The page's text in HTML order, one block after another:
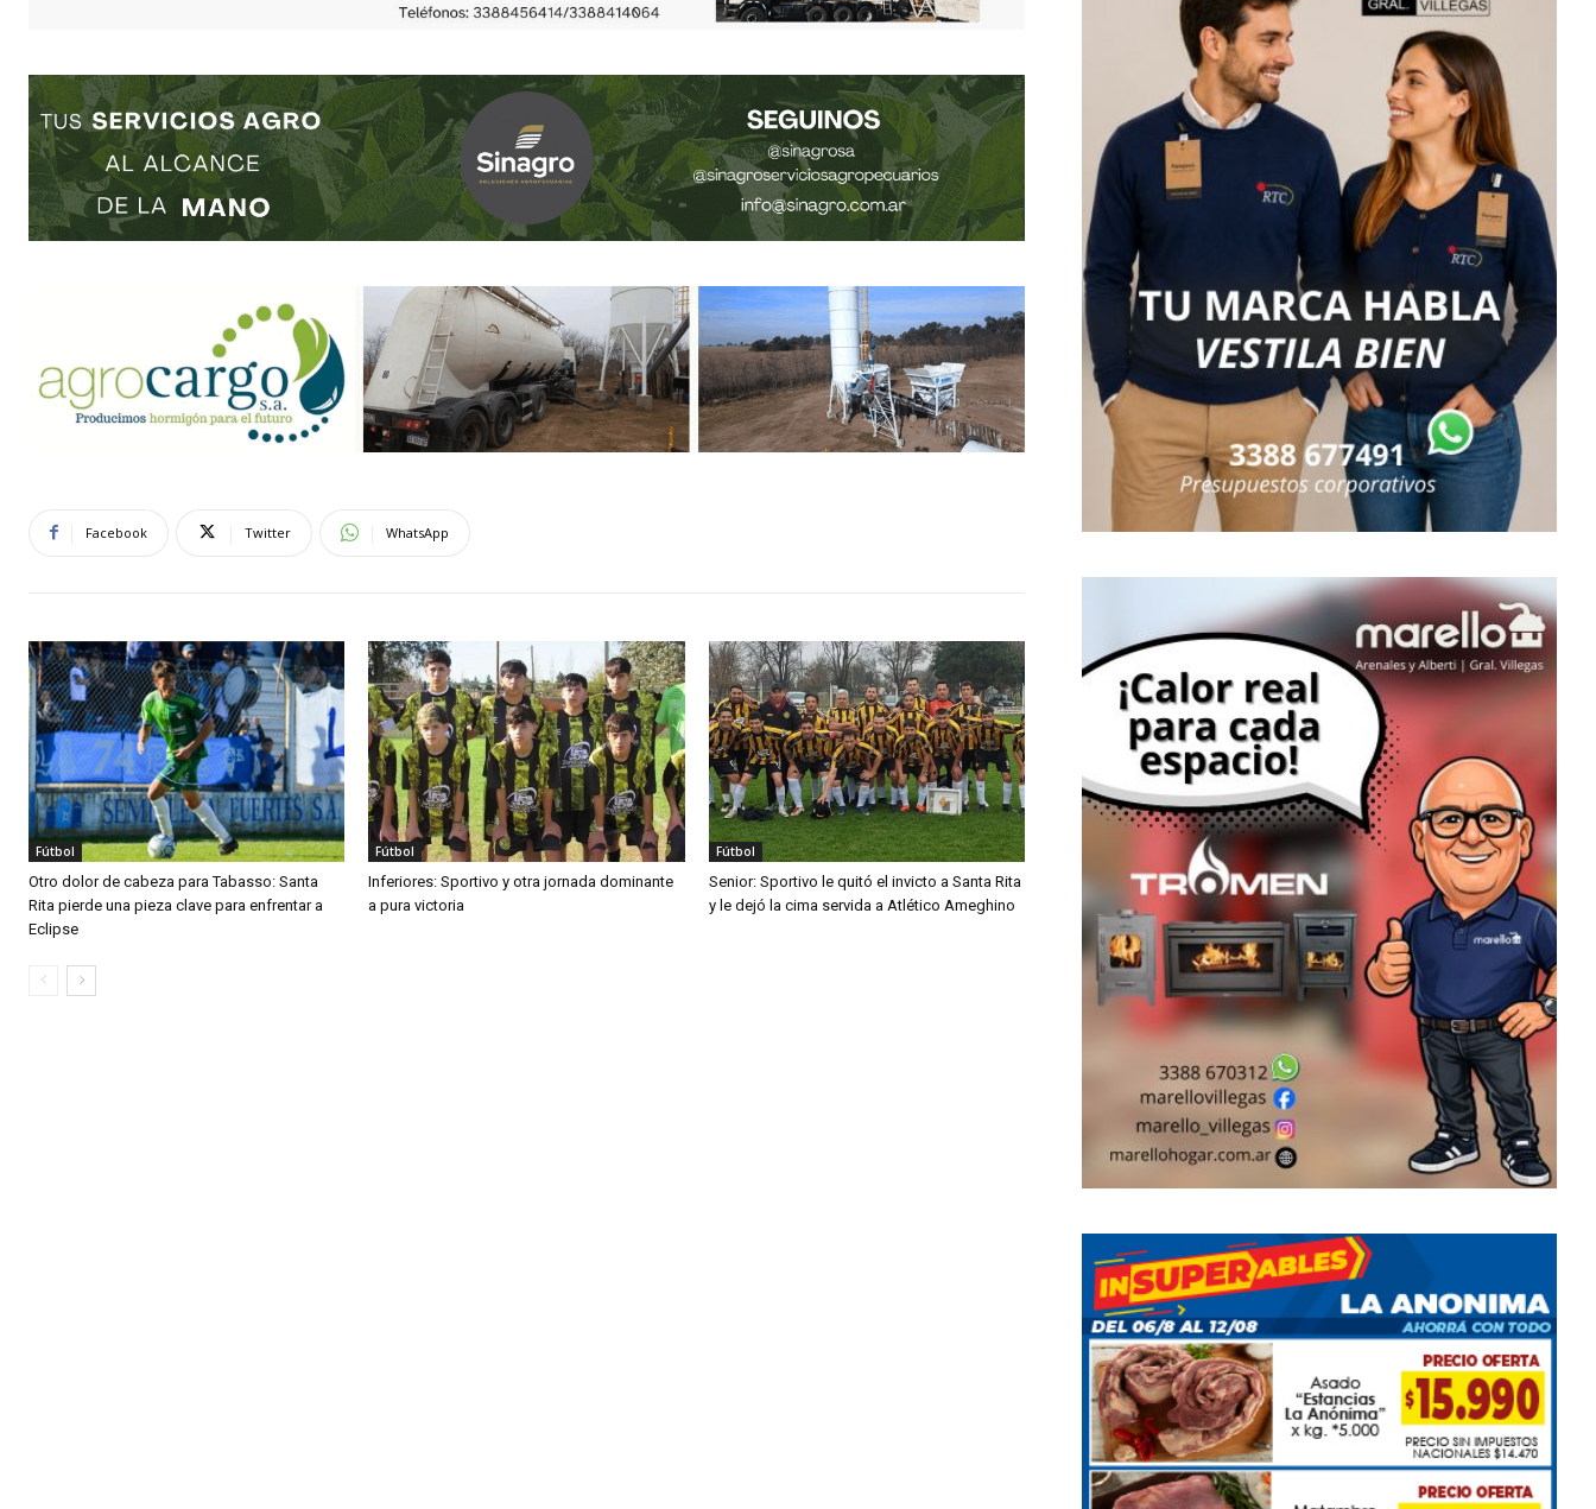
Facebook Twitter WhatsApp
Fútbol
Otro dolor de cabeza para Tabasso: Santa
Rita pierde una pieza clave para enfrentar a
Eclipse
Fútbol
Inferiores: Sportivo y otra jornada dominante
a pura victoria
Fútbol
Senior: Sportivo le quitó el invicto a Santa Rita
y le dejó la cima servida a Atlético Ameghino